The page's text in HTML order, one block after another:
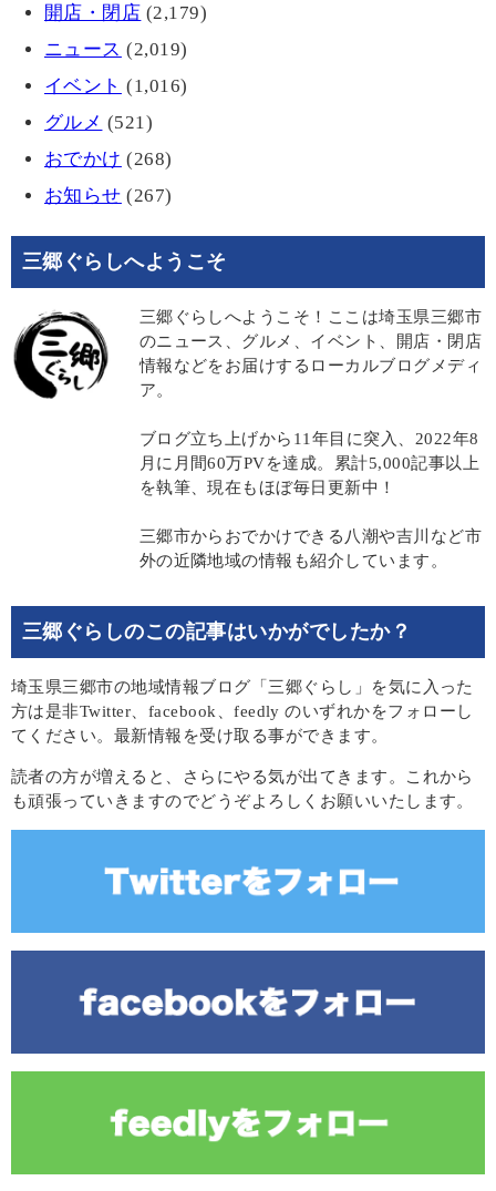
開店・閉店 (2,179)
ニュース (2,019)
イベント (1,016)
グルメ (521)
おでかけ (268)
お知らせ (267)
三郷ぐらしへようこそ
三郷ぐらしへようこそ！ここは埼玉県三郷市
のニュース、グルメ、イベント、開店・閉店
情報などをお届けするローカルブログメディ
ア。
ブログ立ち上げから11年目に突入、2022年8
月に月間60万PVを達成。累計5,000記事以上
を執筆、現在もほぼ毎日更新中！
三郷市からおでかけできる八潮や吉川など市
外の近隣地域の情報も紹介しています。
三郷ぐらしのこの記事はいかがでしたか？
埼玉県三郷市の地域情報ブログ「三郷ぐらし」を気に入った
方は是非Twitter、facebook、feedly のいずれかをフォローし
てください。最新情報を受け取る事ができます。
読者の方が増えると、さらにやる気が出てきます。これから
も頑張っていきますのでどうぞよろしくお願いいたします。